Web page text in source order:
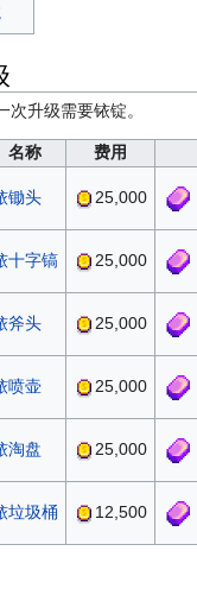
次升级需要铱锭。
名称 费用
锄头 25,000
十字镐 25,000
斧头 25,000
喷壶 25,000
淘盘 25,000
垃圾桶 12,500